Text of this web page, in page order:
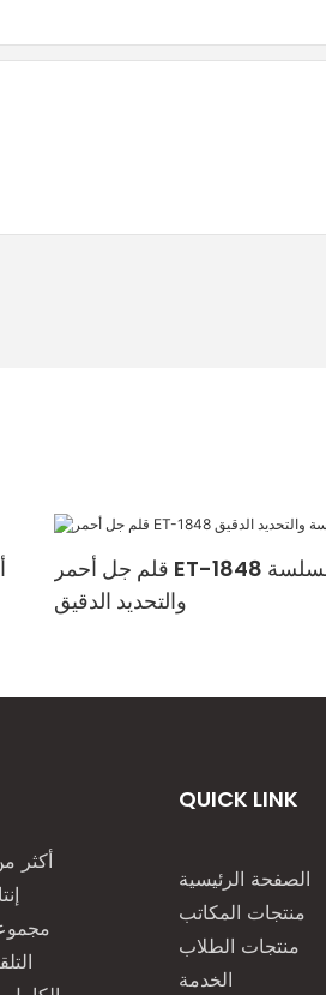
قلم جل أحمر ET-1848 للكتابة السلسة
والتحديد الدقيق
QUICK LINK
الصفحة الرئيسية
منتجات المكاتب
منتجات الطلاب
الخدمة